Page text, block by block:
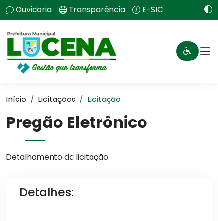
Ouvidoria Transparência E-SIC
Início Licitações Licitação
Pregão Eletrônico
Detalhamento da licitação.
Detalhes: